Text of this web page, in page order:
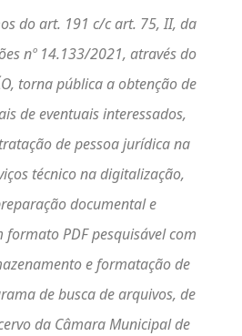
do art. 191 c/c art. 75, II, da
nº 14.133/2021, através do
torna pública a obtenção de
de eventuais interessados,
de pessoa jurídica na
técnico na digitalização,
documental e
PDF pesquisável com
e formatação de
de busca de arquivos, de
da Câmara Municipal de